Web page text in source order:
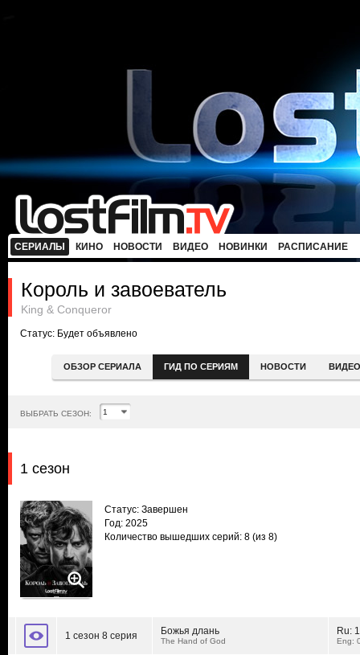
СЕРИАЛЫ КИНО НОВОСТИ ВИДЕО НОВИНКИ РАСПИСАНИЕ
Король и завоеватель
King & Conqueror
Статус: Будет объявлено
ОБЗОР СЕРИАЛА ГИД ПО СЕРИЯМ НОВОСТИ ВИДЕО
ВЫБРАТЬ СЕЗОН:
1 сезон
Статус: Завершен
Год: 2025
Количество вышедших серий: 8 (из 8)
1 сезон 8 серия Божья длань
The Hand of God
Ru:
Eng: